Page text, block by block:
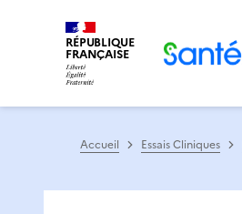
RÉPUBLIQUE
FRANÇAISE
Accueil Essais Cliniques